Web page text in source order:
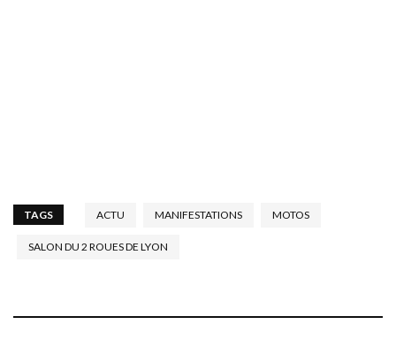
TAGS ACTU MANIFESTATIONS MOTOS
SALON DU 2 ROUES DE LYON